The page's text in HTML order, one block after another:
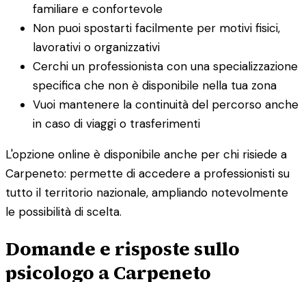
familiare e confortevole
Non puoi spostarti facilmente per motivi fisici,
lavorativi o organizzativi
Cerchi un professionista con una specializzazione
specifica che non è disponibile nella tua zona
Vuoi mantenere la continuità del percorso anche
in caso di viaggi o trasferimenti
L'opzione online è disponibile anche per chi risiede a
Carpeneto: permette di accedere a professionisti su
tutto il territorio nazionale, ampliando notevolmente
le possibilità di scelta.
Domande e risposte sullo
psicologo a Carpeneto